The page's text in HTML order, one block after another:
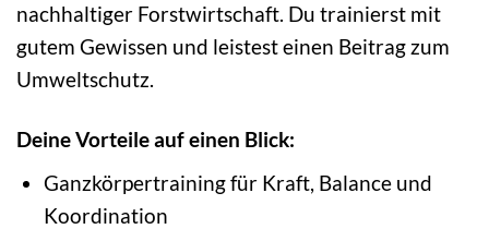
nachhaltiger Forstwirtschaft. Du trainierst mit
gutem Gewissen und leistest einen Beitrag zum
Umweltschutz.
Deine Vorteile auf einen Blick:
Ganzkörpertraining für Kraft, Balance und
Koordination